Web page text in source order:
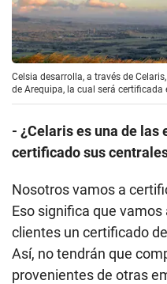
Celsia desarrolla, a través de
de Arequipa, la cual será certificada
- ¿Celaris es una de las
certificado sus
Nosotros vamos a
Eso significa que
clientes un certificado
Así, no tendrán que
provenientes de otras